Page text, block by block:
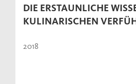
DIE ERSTAUNLICHE
KULINARISCHEN
2018